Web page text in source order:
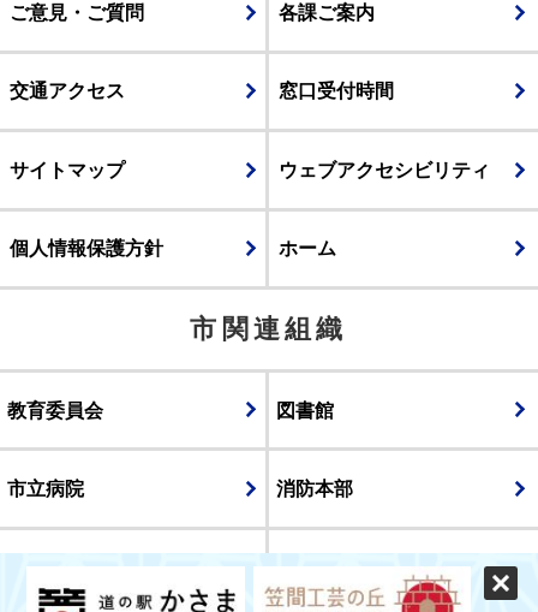
ご意見・ご質問 各課ご案内
交通アクセス 窓口受付時間
サイトマップ ウェブアクセシビリティ
個人情報保護方針 ホーム
市関連組織
教育委員会 図書館
市立病院 消防本部
議会